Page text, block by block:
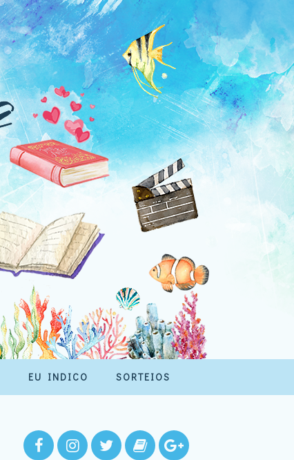
EU INDICO SORTEIOS